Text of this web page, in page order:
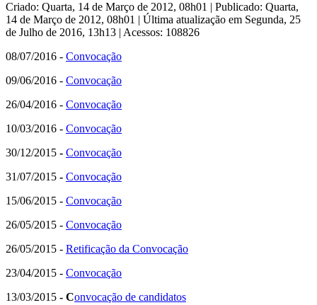
Criado: Quarta, 14 de Março de 2012, 08h01 | Publicado: Quarta,
14 de Março de 2012, 08h01 | Última atualização em Segunda, 25
de Julho de 2016, 13h13 | Acessos: 108826
08/07/2016 - Convocação
09/06/2016 - Convocação
26/04/2016 - Convocação
10/03/2016 - Convocação
30/12/2015 - Convocação
31/07/2015 - Convocação
15/06/2015 - Convocação
26/05/2015 - Convocação
26/05/2015 - Retificação da Convocação
23/04/2015 - Convocação
13/03/2015 - Convocação de candidatos